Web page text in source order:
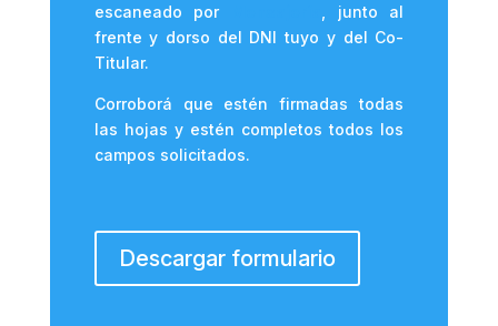
escaneado por
, junto al
frente y dorso del DNI tuyo y del Co-
Titular.
Corroborá que estén firmadas todas
las hojas y estén completos todos los
campos solicitados.
Descargar formulario